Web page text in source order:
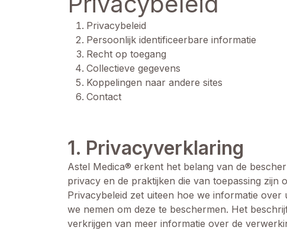
Privacybeleid
Persoonlijk identificeerbare informatie
Recht op toegang
Collectieve gegevens
Koppelingen naar andere sites
Contact
1. Privacyverklaring
Astel Medica® erkent het belang van de
privacy en de praktijken die van toepassing
Privacybeleid zet uiteen hoe we informatie
we nemen om deze te beschermen. Het
verkrijgen van meer informatie over de